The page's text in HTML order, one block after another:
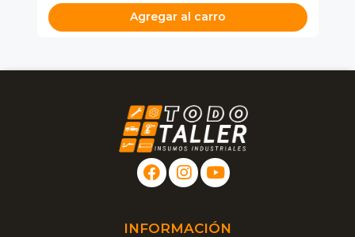
Agregar al carro
INFORMACIÓN